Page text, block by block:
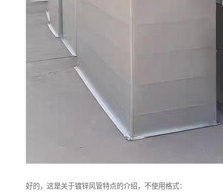
好的，这是关于镀锌风管特点的介绍，不使用格式：